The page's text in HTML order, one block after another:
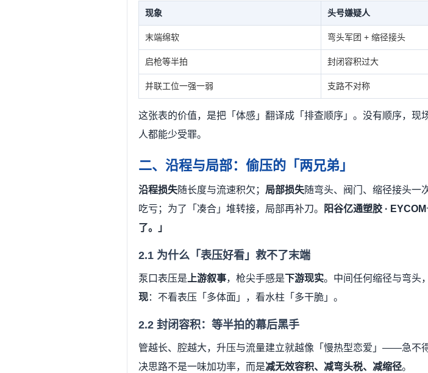
现象 头号嫌疑人
末端绵软 弯头军团 + 缩径接头
启枪等半拍 封闭容积过大
并联工位一强一弱 支路不对称
这张表的价值，是把「体感」翻译成「排查顺序」。没有顺序，现
人都能少受罪。
二、沿程与局部：偷压的「两兄弟」
沿程损失随长度与流速积欠； 局部损失随弯头、阀门、缩径接头一
吃亏；为了「凑合」堆转接，局部再补刀。
阳谷亿通塑胶 · EYCOM
了。」
2.1 为什么「表压好看」救不了末端
泵口表压是 上游叙事，枪尖手感是下游现实。中间任何缩径与弯头
现：不看表压「多体面」，看水柱「多干脆」。
2.2 封闭容积：等半拍的幕后黑手
管越长、腔越大，升压与流量建立就越像「慢热型恋爱」——急不
决思路不是一味加功率，而是减无效容积、减弯头税、减缩径。